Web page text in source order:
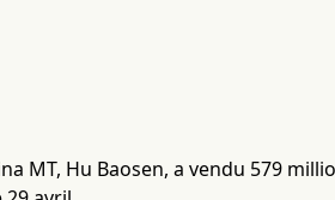
MT, Hu Baosen, a vendu 579